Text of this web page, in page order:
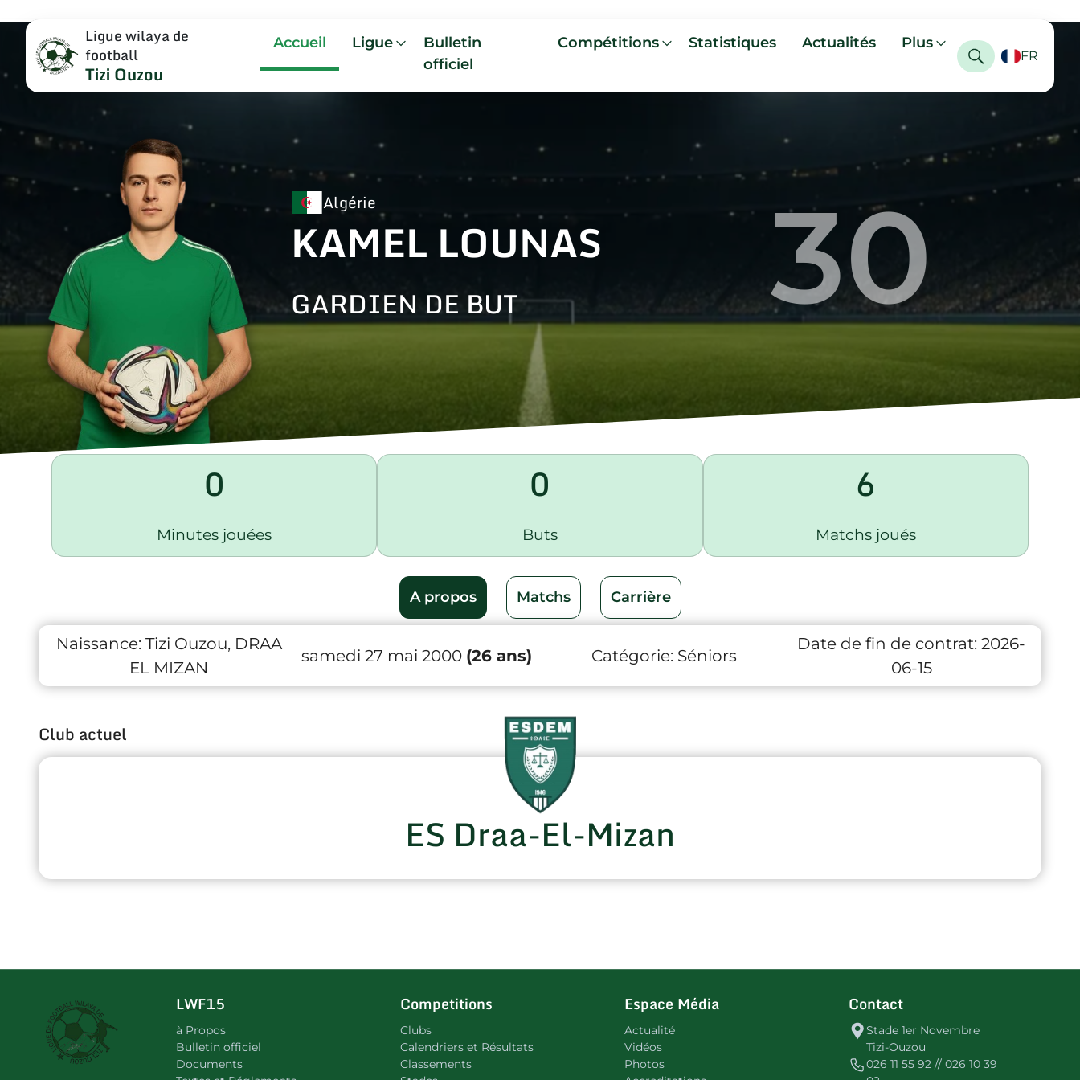
Ligue wilaya de
football
Tizi Ouzou
Accueil Ligue
Bulletin
officiel
Compétitions Statistiques Actualités Plus
FR
Algérie
KAMEL LOUNAS
GARDIEN DE BUT 30
0
Minutes jouées
0
Buts
6
Matchs joués
A propos Matchs Carrière
Naissance: Tizi Ouzou, DRAA
EL MIZAN
samedi 27 mai 2000 (26 ans) Catégorie: Séniors
Date de fin de contrat: 2026-
06-15
Club actuel
ES Draa-El-Mizan
LWF15
à Propos
Bulletin officiel
Documents
Competitions
Clubs
Calendriers et Résultats
Classements
Espace Média
Actualité
Vidéos
Photos
Contact
Stade 1er Novembre
Tizi-Ouzou
026 11 55 92 // 026 10 39